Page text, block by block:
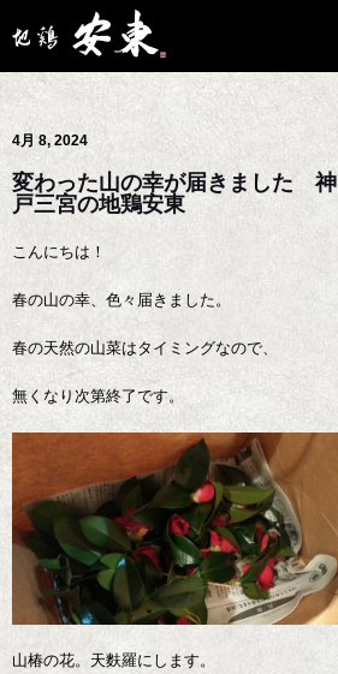
4月 8, 2024
変わった山の幸が届きました 神
戸三宮の地鶏安東
こんにちは！
春の山の幸、色々届きました。
春の天然の山菜はタイミングなので、
無くなり次第終了です。
山椿の花。天麩羅にします。